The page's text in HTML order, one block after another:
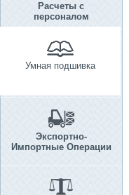
Расчеты с
персоналом
Умная подшивка
Экспортно-
Импортные Операции